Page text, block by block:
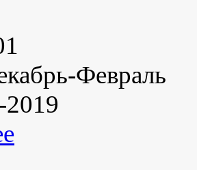
Февраль
2019